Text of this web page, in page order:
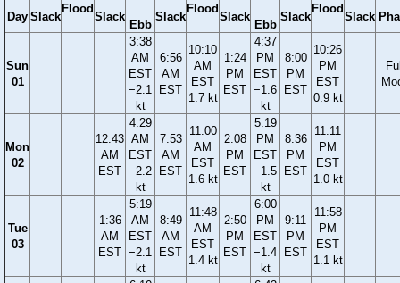
Day Slack
Flood
Slack
Ebb
Slack
Flood
Slack
Ebb
Slack
Flood
Slack
Sun
01
3:38
AM
EST
−2.1
kt
6:56
AM
EST
10:10
AM
EST
1.7 kt
1:24
PM
EST
4:37
PM
EST
−1.6
kt
8:00
PM
EST
10:26
PM
EST
0.9 kt
Mon
02
12:43
AM
EST
4:29
AM
EST
−2.2
kt
7:53
AM
EST
11:00
AM
EST
1.6 kt
2:08
PM
EST
5:19
PM
EST
−1.5
kt
8:36
PM
EST
11:11
PM
EST
1.0 kt
Tue
03
1:36
AM
EST
5:19
AM
EST
−2.1
kt
8:49
AM
EST
11:48
AM
EST
1.4 kt
2:50
PM
EST
6:00
PM
EST
−1.4
kt
9:11
PM
EST
11:58
PM
EST
1.1 kt